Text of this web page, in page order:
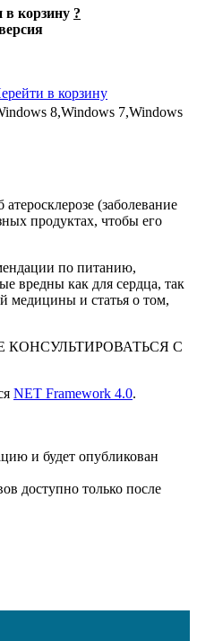
в корзину ?
в корзину
8,Windows 7,Windows
(заболевание
продуктах, чтобы его
по питанию,
вредны как для сердца, так
медицины и статья о том,
С
NET Framework 4.0.
и будет опубликован
доступно только после